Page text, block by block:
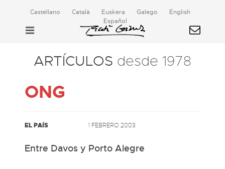
Castellano Català Euskera Galego
English
Español
ARTÍCULOS desde 1978
ONG
EL PAÍS 1 FEBRERO 2003
Entre Davos y Porto Alegre